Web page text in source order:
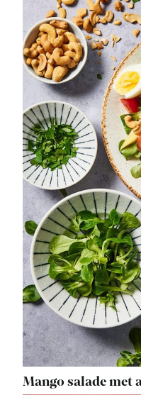
Mango salade met